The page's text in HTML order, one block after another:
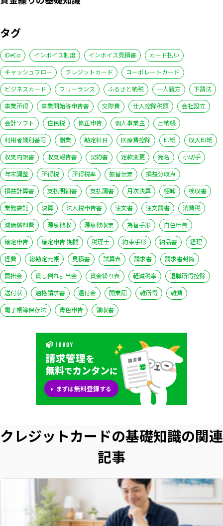
タグ
iDeCo インボイス制度 インボイス見積書
カード払い
キャッシュフロー
クレジットカード
コーポレートカード
ビジネスカード
フリーランス ふるさと納税 一人親方
下請法
事業所得
事業開始等申告書 交際費 仕入控除税額
会社設立
会計ソフト
住民税 修正申告 個人事業主
出納帳
利用者識別番号
副業 勘定科目 医療費控除 印紙
収入印紙
収支内訳書
収支報告書 契約書 定款変更 宛名
小切手
年末調整
所得税 所得税率 振替伝票
損益分岐点
損益計算書
支払明細書 支払調書 月次決算 棚卸
検収書
業務委託
決算 法人税申告書 注文書 注文請書
消費税
減価償却費
源泉徴収 源泉徴収票 為替手形
白色申告
確定申告
確定申告 期間 税理士 約束手形 納品書
経理
経費
総勘定元帳 見積書 試算表 請求書
請求書封筒
買掛金
貸し倒れ引当金 資金繰り表 軽減税率
退職所得控除
送付状
適格請求書 還付金 開業届 雑所得
雑費
電子帳簿保存法
青色申告 領収書
クレジットカードの基礎知識の関連
記事